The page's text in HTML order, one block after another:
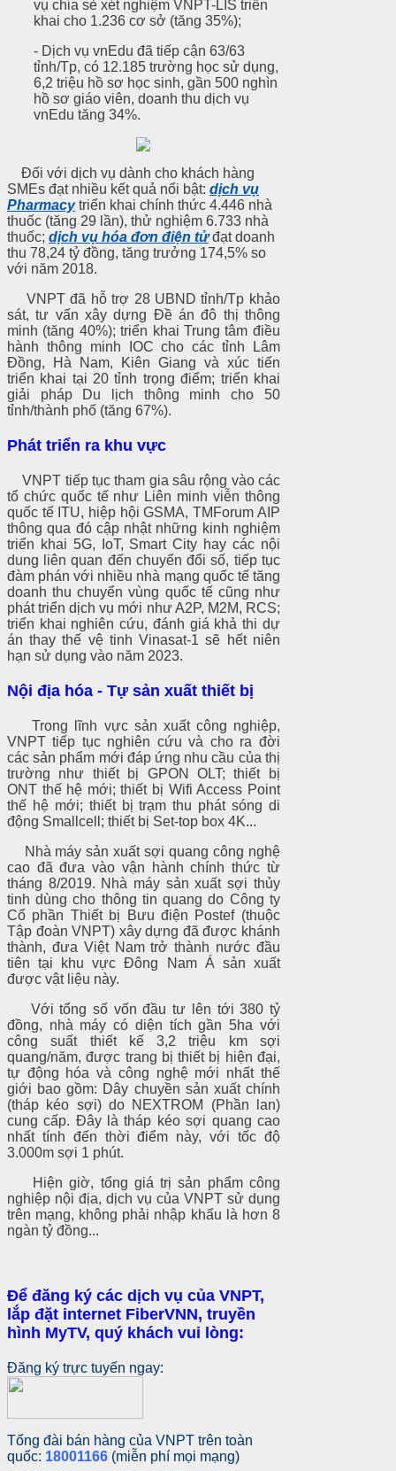
vụ chia sẻ xét nghiệm VNPT-LIS triển
khai cho 1.236 cơ sở (tăng 35%);
- Dịch vụ vnEdu đã tiếp cận 63/63
tỉnh/Tp, có 12.185 trường học sử dụng,
6,2 triệu hồ sơ học sinh, gần 500 nghìn
hồ sơ giáo viên, doanh thu dịch vụ
vnEdu tăng 34%.
Đối với dịch vụ dành cho khách hàng
SMEs đạt nhiều kết quả nổi bật: dịch vụ
Pharmacytriển khai chính thức 4.446 nhà
thuốc (tăng 29 lần), thử nghiệm 6.733 nhà
thuốc; dịch vụ hóa đơn điện tửđạt doanh
thu 78,24 tỷ đồng, tăng trưởng 174,5% so
với năm 2018.
VNPT đã hỗ trợ 28 UBND tỉnh/Tp khảo
sát, tư vấn xây dựng Đề án đô thị thông
minh (tăng 40%); triển khai Trung tâm điều
hành thông minh IOC cho các tỉnh Lâm
Đồng, Hà Nam, Kiên Giang và xúc tiến
triển khai tại 20 tỉnh trọng điểm; triển khai
giải pháp Du lịch thông minh cho 50
tỉnh/thành phố (tăng 67%).
Phát triển ra khu vực
VNPT tiếp tục tham gia sâu rộng vào các
tổ chức quốc tế như Liên minh viễn thông
quốc tế ITU, hiệp hội GSMA, TMForum AIP
thông qua đó cập nhật những kinh nghiệm
triển khai 5G, IoT, Smart City hay các nội
dung liên quan đến chuyển đổi số, tiếp tục
đàm phán với nhiều nhà mạng quốc tế tăng
doanh thu chuyển vùng quốc tế cũng như
phát triển dịch vụ mới như A2P, M2M, RCS;
triển khai nghiên cứu, đánh giá khả thi dự
án thay thế vệ tinh Vinasat-1 sẽ hết niên
hạn sử dụng vào năm 2023.
Nội địa hóa - Tự sản xuất thiết bị
Trong lĩnh vực sản xuất công nghiệp,
VNPT tiếp tục nghiên cứu và cho ra đời
các sản phẩm mới đáp ứng nhu cầu của thị
trường như thiết bị GPON OLT; thiết bị
ONT thế hệ mới; thiết bị Wifi Access Point
thế hệ mới; thiết bị trạm thu phát sóng di
động Smallcell; thiết bị Set-top box 4K...
Nhà máy sản xuất sợi quang công nghệ
cao đã đưa vào vận hành chính thức từ
tháng 8/2019. Nhà máy sản xuất sợi thủy
tinh dùng cho thông tin quang do Công ty
Cổ phần Thiết bị Bưu điện Postef (thuộc
Tập đoàn VNPT) xây dựng đã được khánh
thành, đưa Việt Nam trở thành nước đầu
tiên tại khu vực Đông Nam Á sản xuất
được vật liệu này.
Với tổng số vốn đầu tư lên tới 380 tỷ
đồng, nhà máy có diện tích gần 5ha với
công suất thiết kế 3,2 triệu km sợi
quang/năm, được trang bị thiết bị hiện đại,
tự động hóa và công nghệ mới nhất thế
giới bao gồm: Dây chuyền sản xuất chính
(tháp kéo sợi) do NEXTROM (Phần lan)
cung cấp. Đây là tháp kéo sợi quang cao
nhất tính đến thời điểm này, với tốc độ
3.000m sợi 1 phút.
Hiện giờ, tổng giá trị sản phẩm công
nghiệp nội địa, dịch vụ của VNPT sử dụng
trên mạng, không phải nhập khẩu là hơn 8
ngàn tỷ đồng...
Để đăng ký các dịch vụ của VNPT,
lắp đặt internet FiberVNN, truyền
hình MyTV, quý khách vui lòng:
Đăng ký trực tuyến ngay:
Tổng đài bán hàng của VNPT trên toàn
quốc: 18001166 (miễn phí mọi mạng)